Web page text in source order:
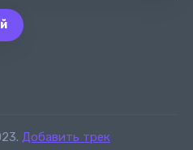
Добавить трек